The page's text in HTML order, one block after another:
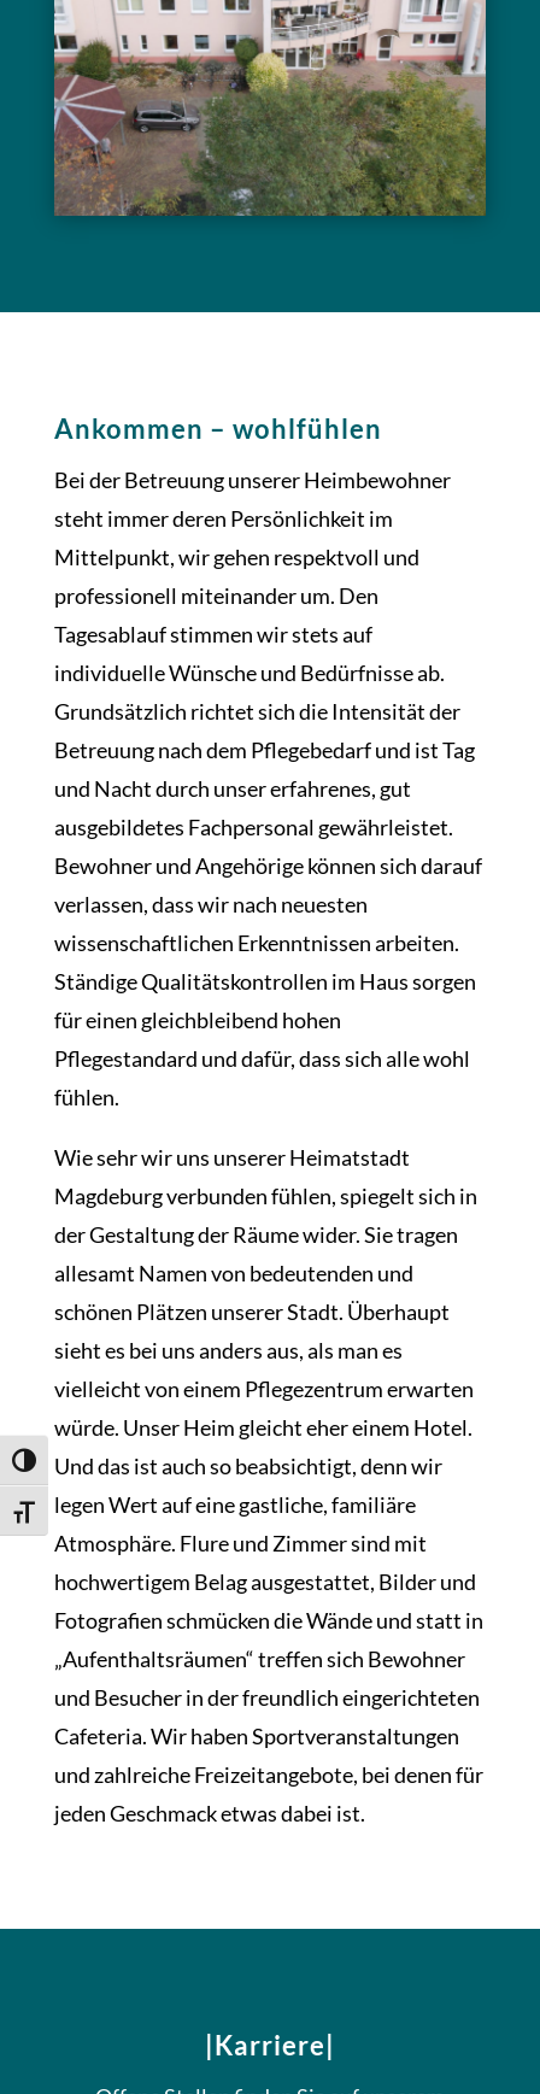
Umschalten auf hohe Kontraste
Schrift vergrößern
Ankommen – wohlfühlen
Bei der Betreuung unserer Heimbewohner
steht immer deren Persönlichkeit im
Mittelpunkt, wir gehen respektvoll und
professionell miteinander um. Den
Tagesablauf stimmen wir stets auf
individuelle Wünsche und Bedürfnisse ab.
Grundsätzlich richtet sich die Intensität der
Betreuung nach dem Pflegebedarf und ist Tag
und Nacht durch unser erfahrenes, gut
ausgebildetes Fachpersonal gewährleistet.
Bewohner und Angehörige können sich darauf
verlassen, dass wir nach neuesten
wissenschaftlichen Erkenntnissen arbeiten.
Ständige Qualitätskontrollen im Haus sorgen
für einen gleichbleibend hohen
Pflegestandard und dafür, dass sich alle wohl
fühlen.
Wie sehr wir uns unserer Heimatstadt
Magdeburg verbunden fühlen, spiegelt sich in
der Gestaltung der Räume wider. Sie tragen
allesamt Namen von bedeutenden und
schönen Plätzen unserer Stadt. Überhaupt
sieht es bei uns anders aus, als man es
vielleicht von einem Pflegezentrum erwarten
würde. Unser Heim gleicht eher einem Hotel.
Und das ist auch so beabsichtigt, denn wir
legen Wert auf eine gastliche, familiäre
Atmosphäre. Flure und Zimmer sind mit
hochwertigem Belag ausgestattet, Bilder und
Fotografien schmücken die Wände und statt in
„Aufenthaltsräumen“ treffen sich Bewohner
und Besucher in der freundlich eingerichteten
Cafeteria. Wir haben Sportveranstaltungen
und zahlreiche Freizeitangebote, bei denen für
jeden Geschmack etwas dabei ist.
|Karriere|